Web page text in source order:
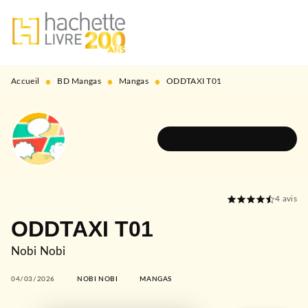
MENU RECHERCHE
PIED DE PAGE
Accueil • BD Mangas • Mangas • ODDTAXI T01
4 avis
ODDTAXI T01
Nobi Nobi
04/03/2026 NOBI NOBI MANGAS